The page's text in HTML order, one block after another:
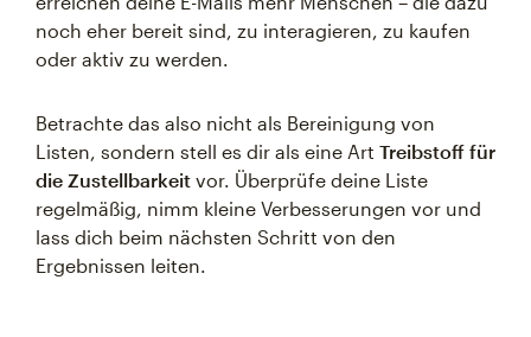
noch eher bereit sind, zu interagieren, zu kaufen
oder aktiv zu werden.
Betrachte das also nicht als Bereinigung von
Listen, sondern stell es dir als eine Art Treibstoff für
die Zustellbarkeit vor. Überprüfe deine Liste
regelmäßig, nimm kleine Verbesserungen vor und
lass dich beim nächsten Schritt von den
Ergebnissen leiten.